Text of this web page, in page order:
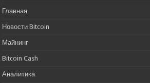
Главная
Новости Bitcoin
Майнинг
Bitcoin Cash
Аналитика